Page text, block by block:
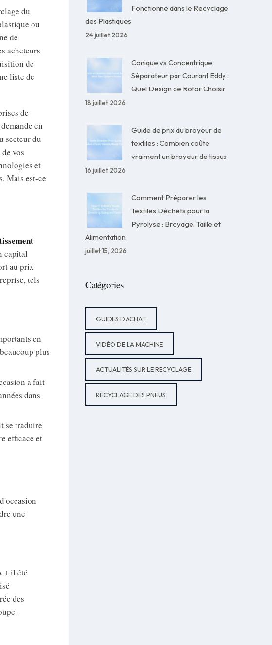
du
ou
de
acheteurs
de
liste de
de
en
secteur du
vos
et
Mais est-ce
capital
au prix
tels
en
plus
a fait
dans
se traduire
efficace et
une
t-il été
des
Fonctionne dans le Recyclage
des Plastiques
24 juillet 2026
Conique vs Concentrique
Séparateur par Courant Eddy :
Quel Design de Rotor Choisir
18 juillet 2026
Guide de prix du broyeur de
textiles : Combien coûte
vraiment un broyeur de tissus
16 juillet 2026
Comment Préparer les
Textiles Déchets pour la
Pyrolyse : Broyage, Taille et
Alimentation
juillet 15, 2026
Catégories
GUIDES D'ACHAT
VIDÉO DE LA MACHINE
ACTUALITÉS SUR LE RECYCLAGE
RECYCLAGE DES PNEUS